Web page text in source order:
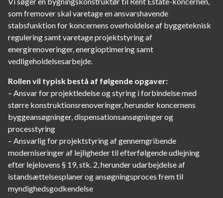
som fremover skal varetage en ansvarshavende
stabsfunktion for koncernens overholdelse af byggeteknisk
regulering samt varetage projektstyring af
energirenoveringer, energioptimering samt
vedligeholdelsesarbejde.
Rollen vil typisk bestå af følgende opgaver:
– Ansvar for projektledelse og styring i forbindelse med
større konstruktionsrenoveringer, herunder koncernens
byggeansøgninger, dispensationsansøgninger og
processtyring
– Ansvarlig for projektstyring af gennemgribende
moderniseringer af lejligheder til efterfølgende udlejning
efter lejelovens § 19, stk. 2, herunder udarbejdelse af
istandsættelsesplaner og ansøgningsproces frem til
myndighedsgodkendelse